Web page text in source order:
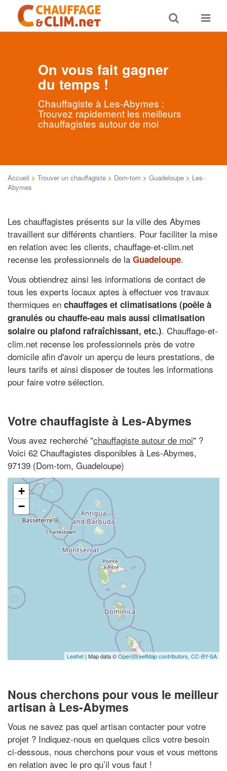
Toggle
search
Toggle
On vous fait gagner
du temps !
Chauffagiste à Les-Abymes :
Trouvez rapidement les meilleurs
chauffagistes autour de moi
Accueil > Trouver un chauffagiste > Dom-tom > Guadeloupe > Les-
Abymes
Les chauffagistes présents sur la ville des Abymes
travaillent sur différents chantiers. Pour faciliter la mise
en relation avec les clients, chauffage-et-clim.net
recense les professionnels de la Guadeloupe.
Vous obtiendrez ainsi les informations de contact de
tous les experts locaux aptes à effectuer vos travaux
thermiques en chauffages et climatisations (poêle à
granulés ou chauffe-eau mais aussi climatisation
solaire ou plafond rafraîchissant, etc.). Chauffage-et-
clim.net recense les professionnels près de votre
domicile afin d'avoir un aperçu de leurs prestations, de
leurs tarifs et ainsi disposer de toutes les informations
pour faire votre sélection.
Votre chauffagiste à Les-Abymes
Vous avez recherché "chauffagiste autour de moi" ?
Voici 62 Chauffagistes disponibles à Les-Abymes,
97139 (Dom-tom, Guadeloupe)
+
−
Leaflet | Map data ©OpenStreetMap contributors, CC-BY-SA
Nous cherchons pour vous le meilleur
artisan à Les-Abymes
Vous ne savez pas quel artisan contacter pour votre
projet ? Indiquez-nous en quelques clics votre besoin
ci-dessous, nous cherchons pour vous et vous mettons
en relation avec le pro qu’il vous faut !